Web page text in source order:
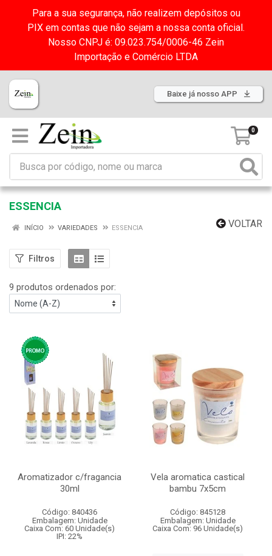
Para a sua segurança, não realizem depósitos ou
PIX em contas que não sejam a nossa conta oficial.
Nosso CNPJ é: 09.023.754/0006-46 Zein
Importação e Comércio LTDA
Baixe já nosso APP
0
ESSENCIA
VOLTAR
INÍCIO VARIEDADES ESSENCIA
Filtros
9 produtos ordenados por:
Aromatizador c/fragancia
30ml
Código: 840436
Embalagem: Unidade
Caixa Com: 60 Unidade(s)
IPI: 22%
Vela aromatica castical
bambu 7x5cm
Código: 845128
Embalagem: Unidade
Caixa Com: 96 Unidade(s)